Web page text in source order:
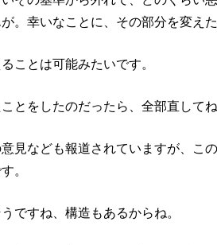
。幸いなことに、その部分を変え
ことは可能みたいです。
とをしたのだったら、全部直して
見なども報道されていますが、こ
。
ですね、構造もあるからね。